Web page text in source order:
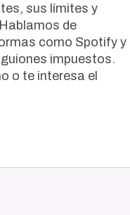
sus límites y
de
como Spotify y
impuestos.
o te interesa el